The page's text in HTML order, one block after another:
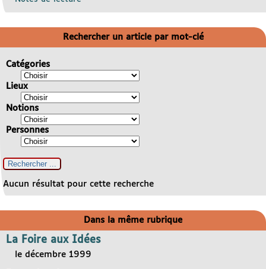
Rechercher un article par mot-clé
Catégories
Lieux
Notions
Personnes
Aucun résultat pour cette recherche
Dans la même rubrique
La Foire aux Idées
le décembre 1999